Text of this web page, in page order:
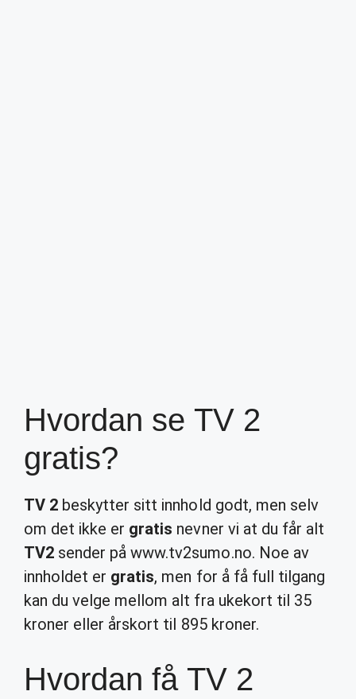
Hvordan se TV 2
gratis?
TV 2 beskytter sitt innhold godt, men selv
om det ikke er gratis nevner vi at du får alt
TV2 sender på www.tv2sumo.no. Noe av
innholdet er gratis, men for å få full tilgang
kan du velge mellom alt fra ukekort til 35
kroner eller årskort til 895 kroner.
Hvordan få TV 2